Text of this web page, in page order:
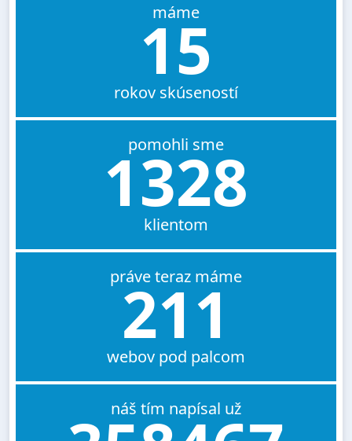
máme
15
rokov skúseností
pomohli sme
1328
klientom
práve teraz máme
211
webov pod palcom
náš tím napísal už